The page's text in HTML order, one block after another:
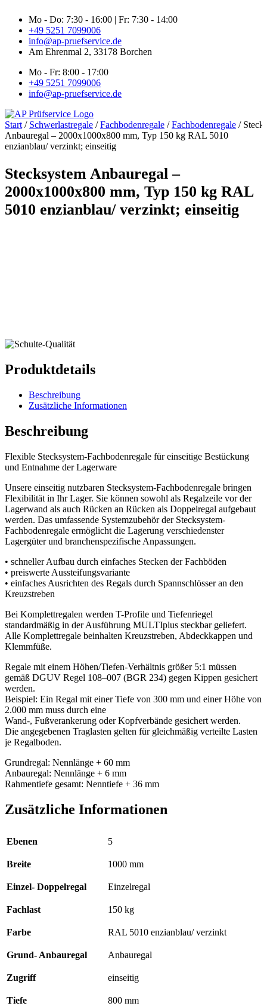
Inhalt
springen
Mo - Do: 7:30 - 16:00 | Fr: 7:30 - 14:00
+49 5251 7099006
info@ap-pruefservice.de
Am Ehrenmal 2, 33178 Borchen
Mo - Fr: 8:00 - 17:00
+49 5251 7099006
info@ap-pruefservice.de
Start / Schwerlastregale /Fachbodenregale /Fachbodenregale /
Anbauregal – 2000x1000x800 mm, Typ 150 kg RAL 5010
enzianblau/ verzinkt; einseitig
Stecksystem Anbauregal –
2000x1000x800 mm, Typ 150 kg RAL
5010 enzianblau/ verzinkt; einseitig
Produktdetails
Beschreibung
Zusätzliche Informationen
Beschreibung
Flexible Stecksystem-Fachbodenregale für einseitige Bestückung
und Entnahme der Lagerware
Unsere einseitig nutzbaren Stecksystem-Fachbodenregale bringen
Flexibilität in Ihr Lager. Sie können sowohl als Regalzeile vor der
Lagerwand als auch Rücken an Rücken als Doppelregal aufgebaut
werden. Das umfassende Systemzubehör der Stecksystem-
Fachbodenregale ermöglicht die Lagerung verschiedenster
Lagergüter und branchenspezifische Anpassungen.
• schneller Aufbau durch einfaches Stecken der Fachböden
• preiswerte Aussteifungsvariante
• einfaches Ausrichten des Regals durch Spannschlösser an den
Kreuzstreben
Bei Komplettregalen werden T-Profile und Tiefenriegel
standardmäßig in der Ausführung MULTIplus steckbar geliefert.
Alle Komplettregale beinhalten Kreuzstreben, Abdeckkappen und
Klemmfüße.
Regale mit einem Höhen/Tiefen-Verhältnis größer 5:1 müssen
gemäß DGUV Regel 108–007 (BGR 234) gegen Kippen gesichert
werden.
Beispiel: Ein Regal mit einer Tiefe von 300 mm und einer Höhe von
2.000 mm muss durch eine
Wand-, Fußverankerung oder Kopfverbände gesichert werden.
Die angegebenen Traglasten gelten für gleichmäßig verteilte Lasten
je Regalboden.
Grundregal: Nennlänge + 60 mm
Anbauregal: Nennlänge + 6 mm
Rahmentiefe gesamt: Nenntiefe + 36 mm
Zusätzliche Informationen
Ebenen 5
Breite 1000 mm
Einzel- Doppelregal Einzelregal
Fachlast 150 kg
Farbe RAL 5010 enzianblau/ verzinkt
Grund- Anbauregal Anbauregal
Zugriff einseitig
Tiefe 800 mm